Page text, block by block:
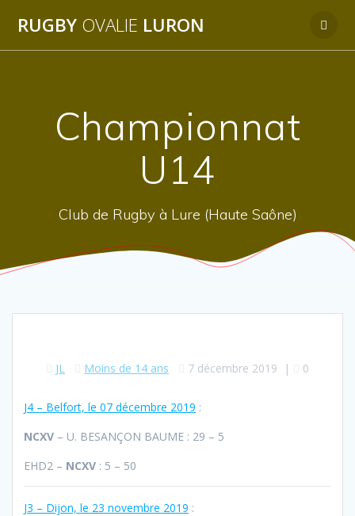
au
RUGBY OVALIE LURON
Championnat
U14
Club de Rugby à Lure (Haute Saône)
JL Moins de 14 ans 7 décembre 2019 | 0
J4 – Belfort, le 07 décembre 2019 :
NCXV – U. BESANÇON BAUME : 29 – 5
EHD2 – NCXV : 5 – 50
J3 – Dijon, le 23 novembre 2019 :